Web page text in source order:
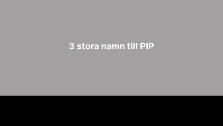
3 stora namn till PIP